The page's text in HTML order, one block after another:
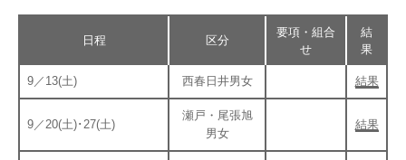
OPERATION
競技・指導者・審判
ASSOCIATION
TEAM
チーム紹介 お問い合わせ
日程 区分
要項・組合
せ
結
果
9／13(土) 西春日井男女 結果
9／20(土)･27(土)
瀬戸・尾張旭
男女
結果